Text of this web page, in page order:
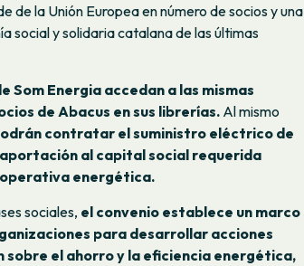
de la Unión Europea en número de socios y una
social y solidaria catalana de las últimas
Som Energia accedan a las mismas
de Abacus en sus librerías. Al mismo
contratar el suministro eléctrico de
al capital social requerida
energética.
sociales, el convenio establece un marco
para desarrollar acciones
sobre el ahorro y la eficiencia energética,